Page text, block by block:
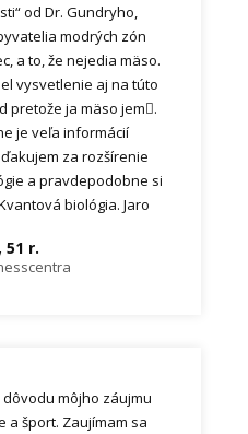
od Dr. Gundryho,
modrých zón
a to, že nejedia mäso.
vysvetlenie aj na túto
pretože ja mäso jem.
je veľa informácií
za rozšírenie
a pravdepodobne si
biológia. Jaro
51 r.
môjho záujmu
a šport. Zaujímam sa